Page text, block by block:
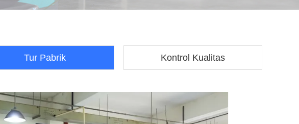
Tur Pabrik Kontrol Kualitas